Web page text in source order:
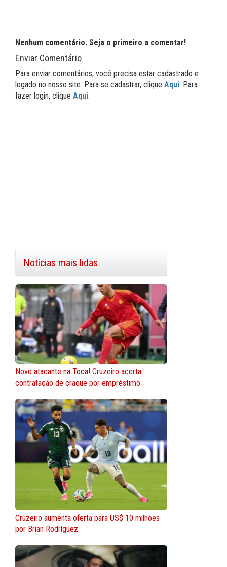
Nenhum comentário. Seja o primeiro a comentar!
Enviar Comentário
Para enviar comentários, você precisa estar cadastrado e
logado no nosso site. Para se cadastrar, clique Aqui. Para
fazer login, clique Aqui.
Notícias mais lidas
Novo atacante na Toca! Cruzeiro acerta
contratação de craque por empréstimo.
Cruzeiro aumenta oferta para US$ 10 milhões
por Brian Rodríguez